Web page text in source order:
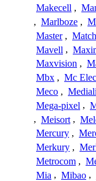
Makecell ,
, Marlboze ,
Master ,
Mavell ,
Maxvision ,
Mbx , Mc
Meco ,
Mega-pixel ,
, Meisort ,
Mercury ,
Merkury ,
Metrocom ,
Mia , Mibao ,